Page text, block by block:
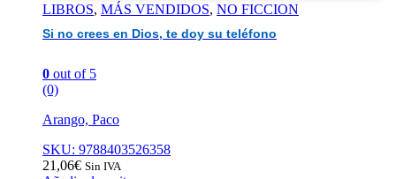
LIBROS, MÁS VENDIDOS, NO FICCION
Si no crees en Dios, te doy su teléfono
0 out of 5
(0)
Arango, Paco
SKU: 9788403526358
21,06€ Sin IVA